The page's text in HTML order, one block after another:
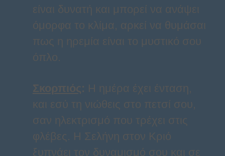
είναι δυνατή και μπορεί να ανάψει
όμορφα το κλίμα, αρκεί να θυμάσαι
πως η ηρεμία είναι το μυστικό σου
όπλο.
Σκορπιός: Η ημέρα έχει ένταση,
και εσύ τη νιώθεις στο πετσί σου,
σαν ηλεκτρισμό που τρέχει στις
φλέβες. Η Σελήνη στον Κριό
ξυπνάει τον δυναμισμό σου και σε